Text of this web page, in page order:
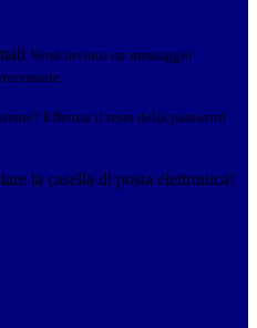
Verrà inviato un messaggio
Effettua il reset della password
la casella di posta elettronica!